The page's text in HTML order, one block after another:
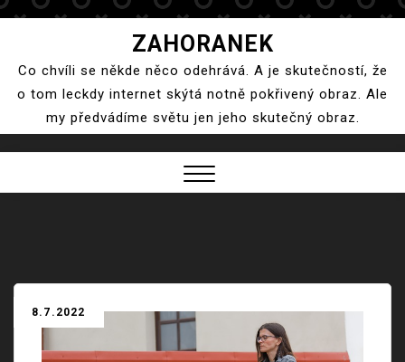
content
ZAHORANEK
Co chvíli se někde něco odehrává. A je skutečností, že
o tom leckdy internet skýtá notně pokřivený obraz. Ale
my předvádíme světu jen jeho skutečný obraz.
8.7.2022